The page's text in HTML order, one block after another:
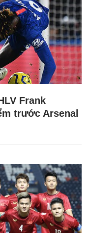
Frank
trước Arsenal